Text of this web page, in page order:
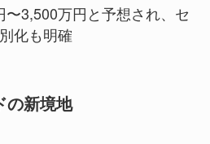
3,500万円と予想され、セ
化も明確
の新境地